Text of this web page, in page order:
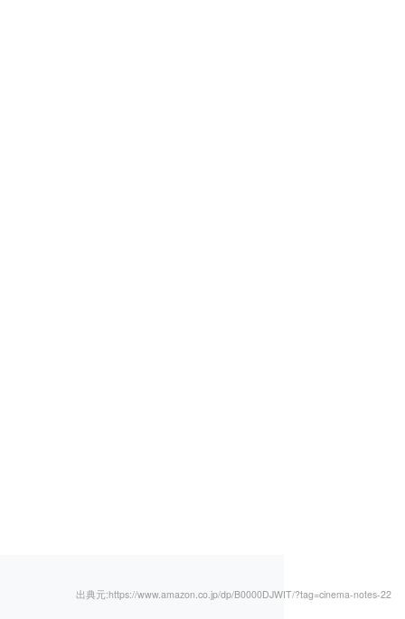
出典元:https://www.amazon.co.jp/dp/B0000DJWIT/?tag=cinema-notes-22